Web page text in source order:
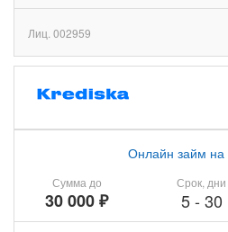
Лиц. 002959
Сумма до
30 000 ₽
Онлайн займ на
Срок, дни
5- 30